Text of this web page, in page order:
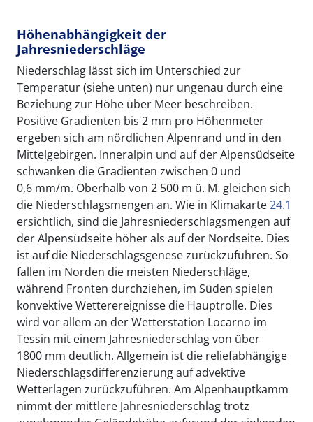
Höhenabhängigkeit der
Jahresniederschläge
Niederschlag lässt sich im Unterschied zur
Temperatur (siehe unten) nur ungenau durch eine
Beziehung zur Höhe über Meer beschreiben.
Positive Gradienten bis 2 mm pro Höhenmeter
ergeben sich am nördlichen Alpenrand und in den
Mittelgebirgen. Inneralpin und auf der Alpensüdseite
schwanken die Gradienten zwischen 0 und
0,6 mm/m. Oberhalb von 2 500 m ü. M. gleichen sich
die Niederschlagsmengen an. Wie in Klimakarte24.1
ersichtlich, sind die Jahresniederschlagsmengen auf
der Alpensüdseite höher als auf der Nordseite. Dies
ist auf die Niederschlagsgenese zurückzuführen. So
fallen im Norden die meisten Niederschläge,
während Fronten durchziehen, im Süden spielen
konvektive Wetterereignisse die Hauptrolle. Dies
wird vor allem an der Wetterstation Locarno im
Tessin mit einem Jahresniederschlag von über
1800 mm deutlich. Allgemein ist die reliefabhängige
Niederschlagsdifferenzierung auf advektive
Wetterlagen zurückzuführen. Am Alpenhauptkamm
nimmt der mittlere Jahresniederschlag trotz